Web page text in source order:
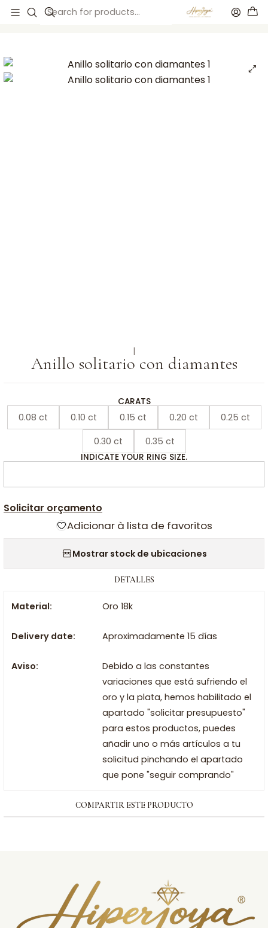
Início Anillos de compromiso Anillos de compromiso
Anillo solitario con diamantes
|
Anillo solitario con diamantes
CARATS
0.08 ct 0.10 ct 0.15 ct 0.20 ct
0.25 ct
0.30 ct
0.35 ct
INDICATE YOUR RING SIZE.
Solicitar orçamento
Adicionar à lista de favoritos
Mostrar stock de ubicaciones
DETALLES
Material: Oro 18k
Delivery date: Aproximadamente 15 días
Aviso:
Debido a las constantes
variaciones que está sufriendo el
oro y la plata, hemos habilitado el
apartado "solicitar presupuesto"
para estos productos, puedes
añadir uno o más artículos a tu
solicitud pinchando el apartado
que pone "seguir comprando"
COMPARTIR ESTE PRODUCTO